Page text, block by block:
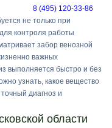
8 (495) 120-33-86
не только при
контроля работы
забор венозной
важных
выполняется быстро и без
узнать, какое вещество
диагноз и
области